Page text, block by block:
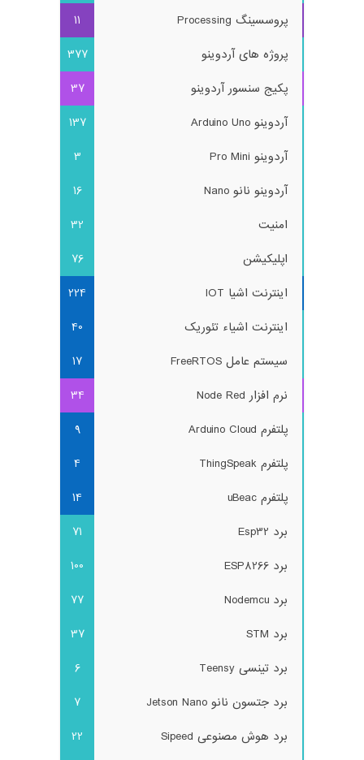
پروسسینگ Processing
11
پروژه های آردوینو
377
پکیج سنسور آردوینو
37
آردوینو Arduino Uno
137
آردوینو Pro Mini
3
آردوینو نانو Nano
16
امنیت
32
اپلیکیشن
76
اینترنت اشیا IOT
224
اینترنت اشیاء تئوریک
40
سیستم عامل FreeRTOS
17
نرم افزار Node Red
34
پلتفرم Arduino Cloud
9
پلتفرم ThingSpeak
4
پلتفرم uBeac
14
برد Esp32
71
برد ESP8266
100
برد Nodemcu
77
برد STM
37
برد تینسی Teensy
6
برد جتسون نانو Jetson Nano
7
برد هوش مصنوعی Sipeed
22